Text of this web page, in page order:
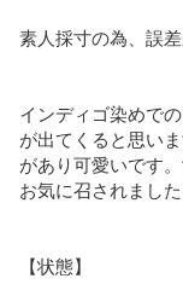
素人採寸の為、誤
インディゴ染めで
が出てくると思い
があり可愛いです
お気に召されまし
【状態】